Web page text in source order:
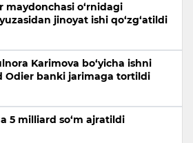
maydonchasi o‘rnidagi
jinoyat ishi qo‘zg‘atildi
Karimova bo‘yicha ishni
Odier banki jarimaga tortildi
5 milliard so‘m ajratildi